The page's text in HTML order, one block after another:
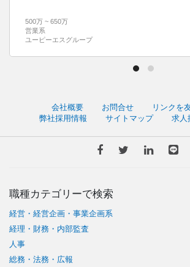
500万 ~ 650万
営業系
ユーピーエスグループ
会社概要 お問合せ
リンクを
弊社採用情報
サイトマップ 求人
職種カテゴリーで検索
経営・経営企画・事業企画系
経理・財務・内部監査
人事
総務・法務・広報